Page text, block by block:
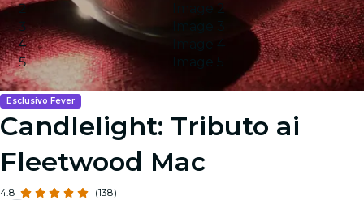
Image 2
Image 3
Image 4
Image 5
Esclusivo Fever
Candlelight: Tributo ai
Fleetwood Mac
4.8 (138)